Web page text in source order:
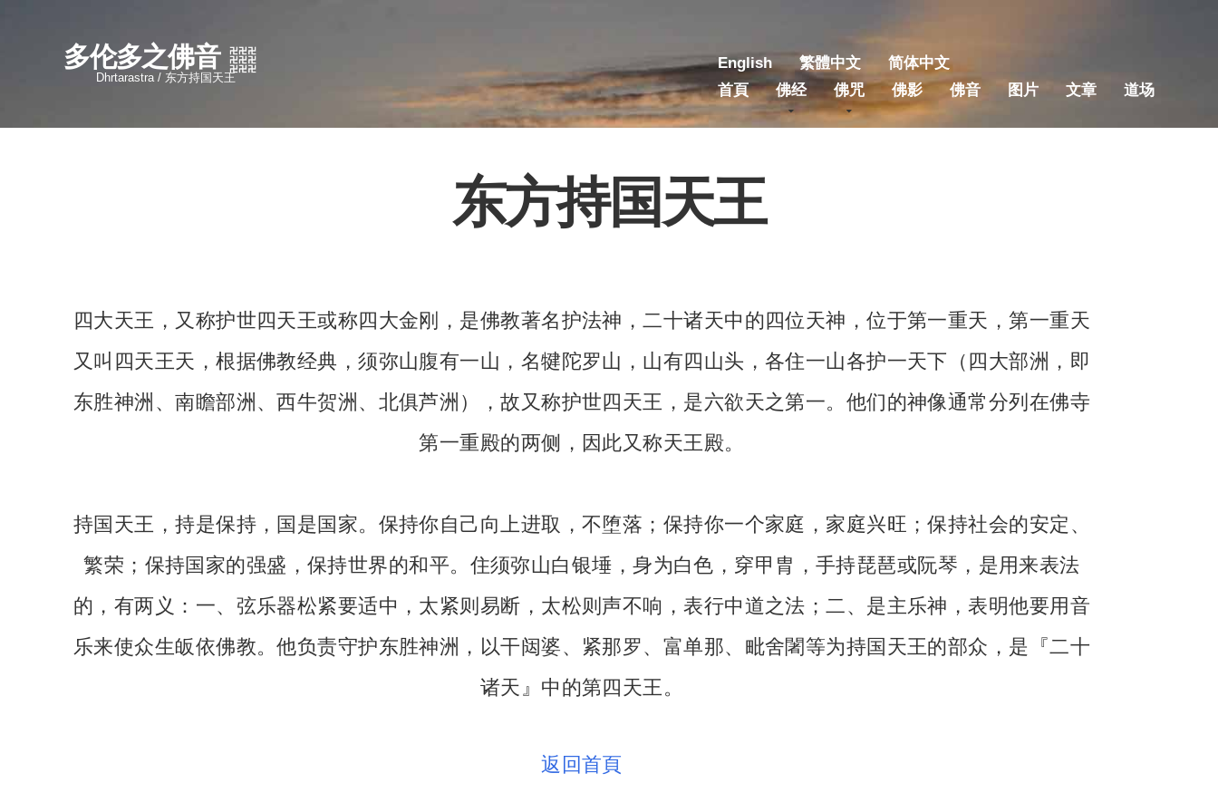
多伦多之佛音
Dhrtarastra / 东方持国天王
English 繁體中文
简体中文
首頁
佛经 佛咒 佛影 佛音 图片 文章 道场
东方持国天王
四大天王，又称护世四天王或称四大金刚，是佛教著名护法神，二十诸天中的四位天神，位于第一重天，第一重天
又叫四天王天，根据佛教经典，须弥山腹有一山，名犍陀罗山，山有四山头，各住一山各护一天下（四大部洲，即
东胜神洲、南瞻部洲、西牛贺洲、北俱芦洲），故又称护世四天王，是六欲天之第一。他们的神像通常分列在佛寺
第一重殿的两侧，因此又称天王殿。
持国天王，持是保持，国是国家。保持你自己向上进取，不堕落；保持你一个家庭，家庭兴旺；保持社会的安定、
繁荣；保持国家的强盛，保持世界的和平。住须弥山白银埵，身为白色，穿甲胄，手持琵琶或阮琴，是用来表法
的，有两义：一、弦乐器松紧要适中，太紧则易断，太松则声不响，表行中道之法；二、是主乐神，表明他要用音
乐来使众生皈依佛教。他负责守护东胜神洲，以干闼婆、紧那罗、富单那、毗舍闍等为持国天王的部众，是『二十
诸天』中的第四天王。
返回首頁